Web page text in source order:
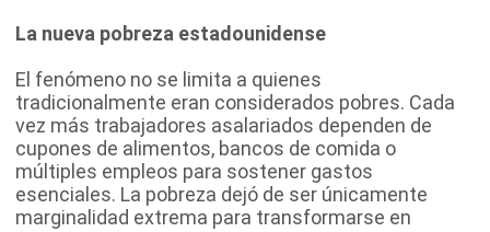
La nueva pobreza estadounidense
El fenómeno no se limita a quienes
tradicionalmente eran considerados pobres. Cada
vez más trabajadores asalariados dependen de
cupones de alimentos, bancos de comida o
múltiples empleos para sostener gastos
esenciales. La pobreza dejó de ser únicamente
marginalidad extrema para transformarse en